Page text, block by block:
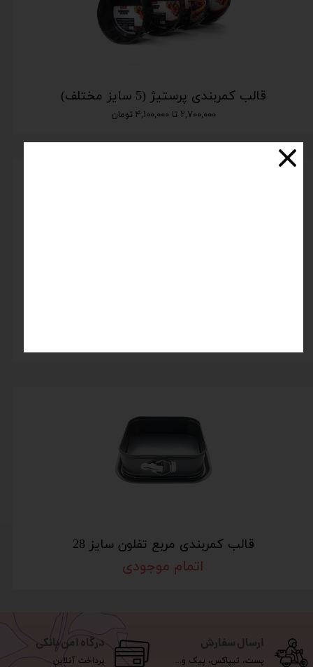
قالب کمربندی پرستیژ (5 سایز مختلف)
۲,۷۰۰,۰۰۰ تا ۴,۱۰۰,۰۰۰ تومان
قالب کمربندی مربع تفلون سایز 28
اتمام موجودی
ارسال سفارش
پست، تیپاکس، پیک و...
درگاه امن بانکی
پرداخت آنلاین